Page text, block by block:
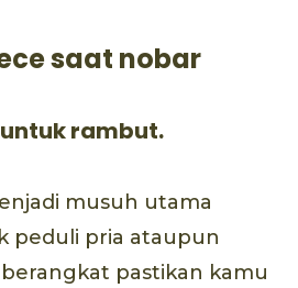
saat nobar
rambut.
musuh utama
peduli pria ataupun
pastikan kamu